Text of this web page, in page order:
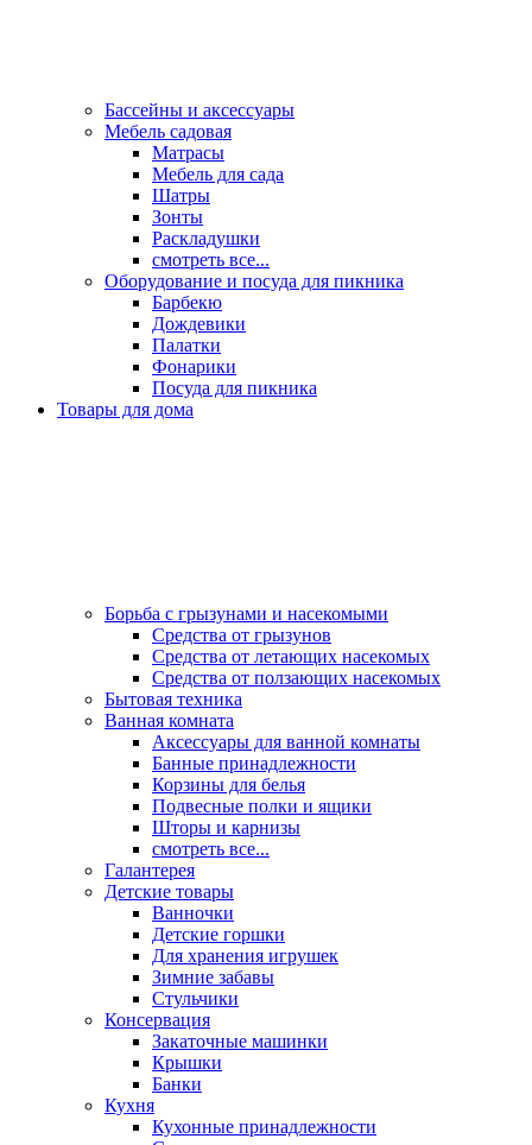
Бассейны и аксессуары
Мебель садовая
Матрасы
Мебель для сада
Шатры
Зонты
Раскладушки
смотреть все...
Оборудование и посуда для пикника
Барбекю
Дождевики
Палатки
Фонарики
Посуда для пикника
Товары для дома
Борьба с грызунами и насекомыми
Средства от грызунов
Средства от летающих насекомых
Средства от ползающих насекомых
Бытовая техника
Ванная комната
Аксессуары для ванной комнаты
Банные принадлежности
Корзины для белья
Подвесные полки и ящики
Шторы и карнизы
смотреть все...
Галантерея
Детские товары
Ванночки
Детские горшки
Для хранения игрушек
Зимние забавы
Стульчики
Консервация
Закаточные машинки
Крышки
Банки
Кухня
Кухонные принадлежности